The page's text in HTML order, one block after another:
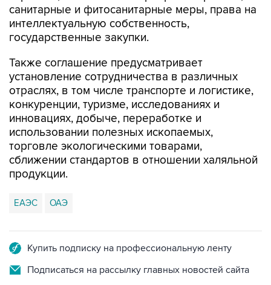
санитарные и фитосанитарные меры, права на
интеллектуальную собственность,
государственные закупки.
Также соглашение предусматривает
установление сотрудничества в различных
отраслях, в том числе транспорте и логистике,
конкуренции, туризме, исследованиях и
инновациях, добыче, переработке и
использовании полезных ископаемых,
торговле экологическими товарами,
сближении стандартов в отношении халяльной
продукции.
ЕАЭС ОАЭ
Купить подписку на профессиональную ленту
Подписаться на рассылку главных новостей сайта